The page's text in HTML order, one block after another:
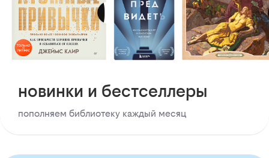
новинки и бестселлеры
пополняем библиотеку каждый месяц